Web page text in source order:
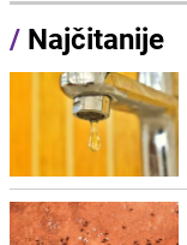
/ Najčitanije